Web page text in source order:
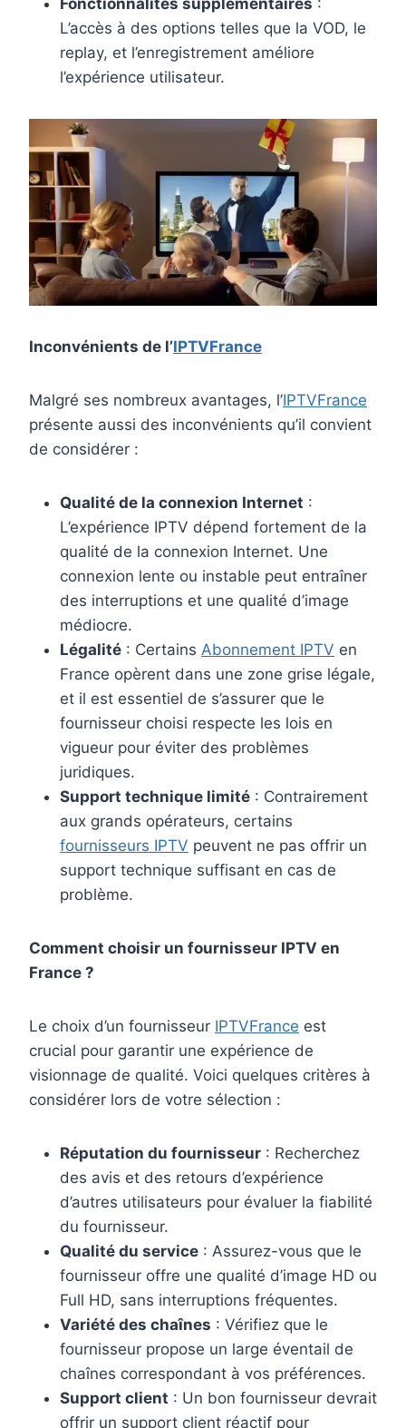
Fonctionnalités supplémentaires :
L’accès à des options telles que la VOD, le
replay, et l’enregistrement améliore
l’expérience utilisateur.
Inconvénients de l’IPTVFrance
Malgré ses nombreux avantages, l’IPTVFrance
présente aussi des inconvénients qu’il convient
de considérer :
Qualité de la connexion Internet :
L’expérience IPTV dépend fortement de la
qualité de la connexion Internet. Une
connexion lente ou instable peut entraîner
des interruptions et une qualité d’image
médiocre.
Légalité : Certains Abonnement IPTV en
France opèrent dans une zone grise légale,
et il est essentiel de s’assurer que le
fournisseur choisi respecte les lois en
vigueur pour éviter des problèmes
juridiques.
Support technique limité : Contrairement
aux grands opérateurs, certains
fournisseurs IPTV peuvent ne pas offrir un
support technique suffisant en cas de
problème.
Comment choisir un fournisseur IPTV en
France ?
Le choix d’un fournisseur IPTVFrance est
crucial pour garantir une expérience de
visionnage de qualité. Voici quelques critères à
considérer lors de votre sélection :
Réputation du fournisseur : Recherchez
des avis et des retours d’expérience
d’autres utilisateurs pour évaluer la fiabilité
du fournisseur.
Qualité du service : Assurez-vous que le
fournisseur offre une qualité d’image HD ou
Full HD, sans interruptions fréquentes.
Variété des chaînes : Vérifiez que le
fournisseur propose un large éventail de
chaînes correspondant à vos préférences.
Support client : Un bon fournisseur devrait
offrir un support client réactif pour